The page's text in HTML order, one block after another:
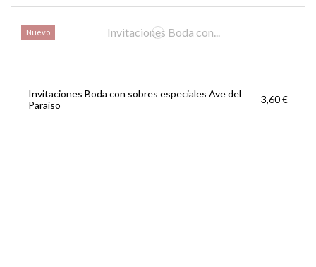
Nuevo
Invitaciones Boda con sobres especiales Ave del
Paraíso
3,60 €